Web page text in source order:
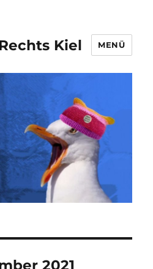
Kiel MENÜ
2021